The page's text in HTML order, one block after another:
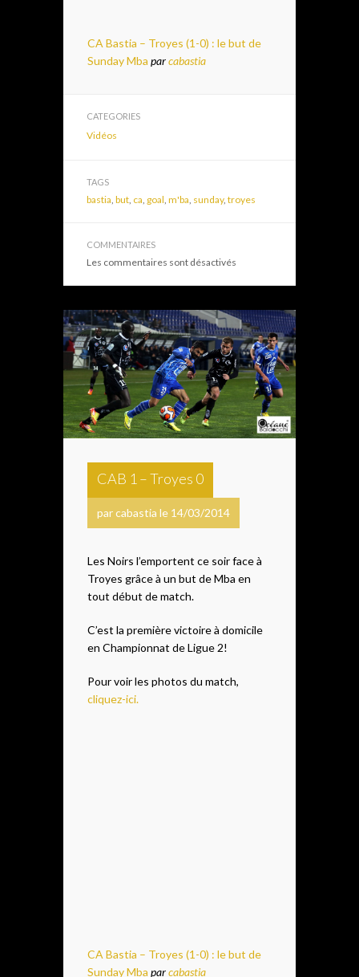
CA Bastia – Troyes (1-0) : le but de
Sunday Mba parcabastia
CATEGORIES
Vidéos
TAGS
bastia, but, ca, goal, m'ba, sunday, troyes
COMMENTAIRES
Les commentaires sont désactivés
CAB 1 – Troyes 0
par cabastia le 14/03/2014
Les Noirs l’emportent ce soir face à
Troyes grâce à un but de Mba en
tout début de match.
C’est la première victoire à domicile
en Championnat de Ligue 2!
Pour voir les photos du match,
cliquez-ici.
CA Bastia – Troyes (1-0) : le but de
Sunday Mba parcabastia